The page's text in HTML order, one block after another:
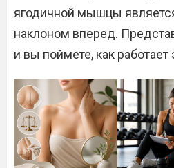
ягодичной мышцы
наклоном вперед.
и вы поймете, как